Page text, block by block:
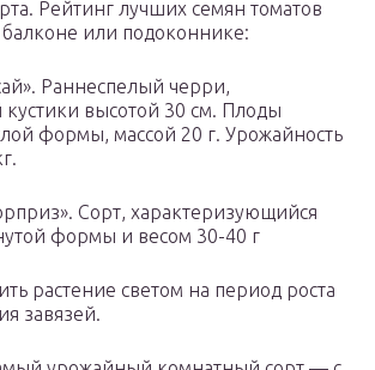
Рейтинг лучших семян томатов
балконе или подоконнике:
Раннеспелый черри,
высотой 30 см. Плоды
формы, массой 20 г. Урожайность
Сорт, характеризующийся
формы и весом 30-40 г
растение светом на период роста
завязей.